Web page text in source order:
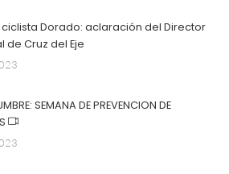
Dorado: aclaración del Director
de Cruz del Eje
SEMANA DE PREVENCION DE